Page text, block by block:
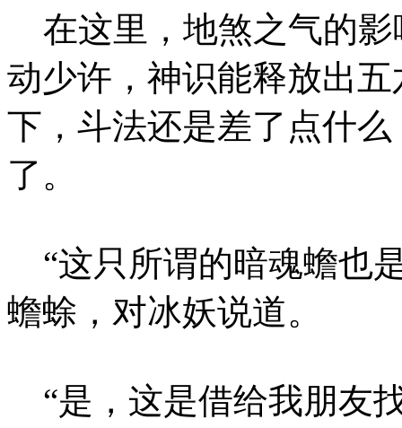
在这里，地煞之气的影
动少许，神识能释放出
下，斗法还是差了点什
了。
“这只所谓的暗魂蟾也
蟾蜍，对冰妖说道。
“是，这是借给我朋友